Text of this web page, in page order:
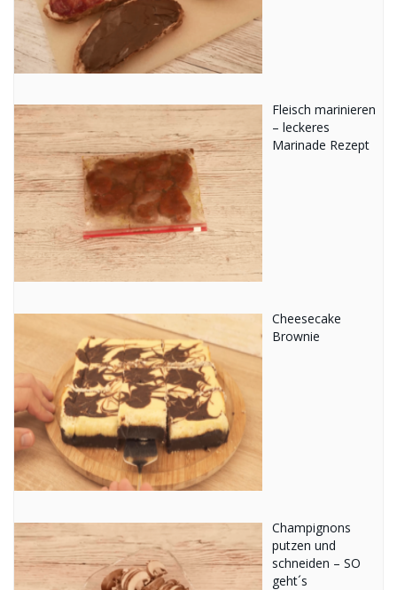
Fleisch marinieren
– leckeres
Marinade Rezept
Cheesecake
Brownie
Champignons
putzen und
schneiden – SO
geht´s